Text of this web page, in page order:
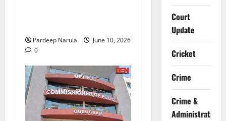
Pardeep Narula
June 10, 2026
0
Court
Update
Cricket
Crime
Crime &
Administration